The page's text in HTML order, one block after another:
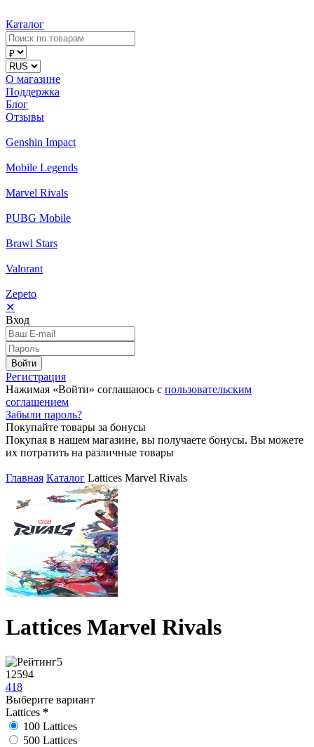
Каталог
О магазине
Поддержка
Блог
Отзывы
Genshin Impact
Mobile Legends
Marvel Rivals
PUBG Mobile
Brawl Stars
Valorant
Zepeto
✕
Вход
Войти
Регистрация
Нажимая «Войти» соглашаюсь с пользовательским
соглашением
Забыли пароль?
Покупайте товары за бонусы
Покупая в нашем магазине, вы получаете бонусы. Вы можете
их потратить на различные товары
Главная Каталог Lattices Marvel Rivals
Lattices Marvel Rivals
5
12594
418
Выберите вариант
Lattices *
100 Lattices
500 Lattices